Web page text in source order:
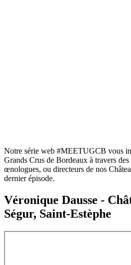
Notre série web #MEETUGCB vous
Grands Crus de Bordeaux à travers
œnologues, ou directeurs de nos
dernier épisode.
Véronique Dausse -
Ségur, Saint-Estèphe